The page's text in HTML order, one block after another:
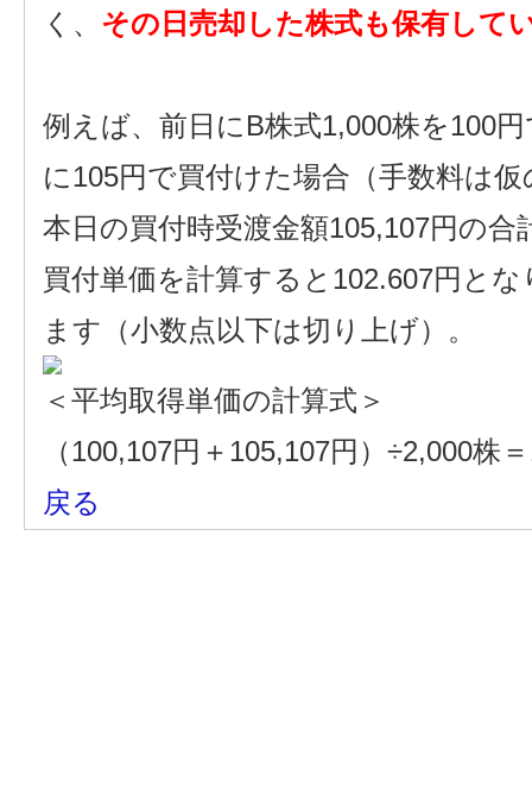
く、 その日売却した株式も保有して
例えば、前日にB株式1,000株を100
に105円で買付けた場合（手数料は
本日の買付時受渡金額105,107円の
買付単価を計算すると102.607円と
ます（小数点以下は切り上げ）。
＜平均取得単価の計算式＞
（100,107円＋105,107円）÷2,000株
戻る